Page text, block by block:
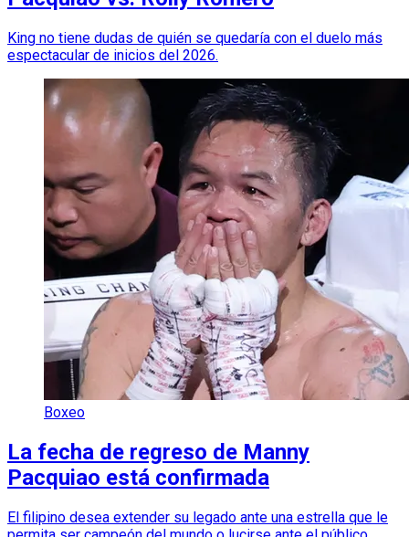
King no tiene dudas de quién se quedaría con el duelo más
espectacular de inicios del 2026.
Boxeo
La fecha de regreso de Manny
Pacquiao está confirmada
El filipino desea extender su legado ante una estrella que le